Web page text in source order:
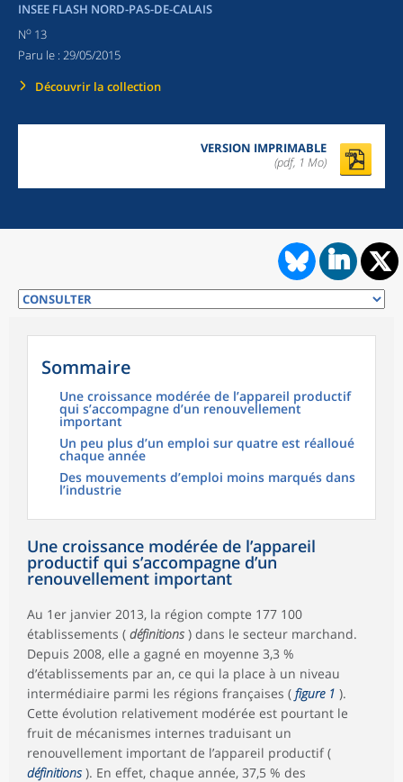
INSEE FLASH NORD-PAS-DE-CALAIS
No 13
Paru le : 29/05/2015
Découvrir la collection
VERSION IMPRIMABLE
(pdf, 1 Mo)
Sommaire
Une croissance modérée de l’appareil productif
qui s’accompagne d’un renouvellement
important
Un peu plus d’un emploi sur quatre est réalloué
chaque année
Des mouvements d’emploi moins marqués dans
l’industrie
Une croissance modérée de l’appareil
productif qui s’accompagne d’un
renouvellement important
Au 1er janvier 2013, la région compte 177 100
établissements ( définitions ) dans le secteur marchand.
Depuis 2008, elle a gagné en moyenne 3,3 %
d’établissements par an, ce qui la place à un niveau
intermédiaire parmi les régions françaises ( figure 1 ).
Cette évolution relativement modérée est pourtant le
fruit de mécanismes internes traduisant un
renouvellement important de l’appareil productif (
définitions ). En effet, chaque année, 37,5 % des